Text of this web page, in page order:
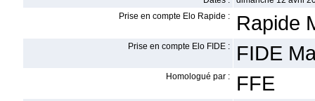
Prise en compte Elo Rapide :
Rapide
Prise en compte Elo FIDE : FIDE
Homologué par : FFE